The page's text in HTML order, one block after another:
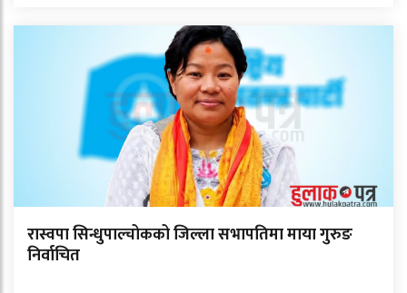
रास्वपा सिन्धुपाल्चोकको जिल्ला सभापतिमा माया गुरुङ
निर्वाचित